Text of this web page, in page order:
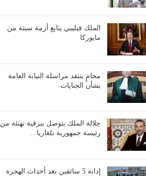
الملك فيليبي يتابع أزمة سبتة من
مايوركا
محامٍ ينتقد مراسلة النيابة العامة
بشأن الجنايات
جلالة الملك يتوصل ببرقية تهنئة من
رئيسة جمهورية بلغاريا…
إدانة 5 سائقين بعد أحداث الهجرة